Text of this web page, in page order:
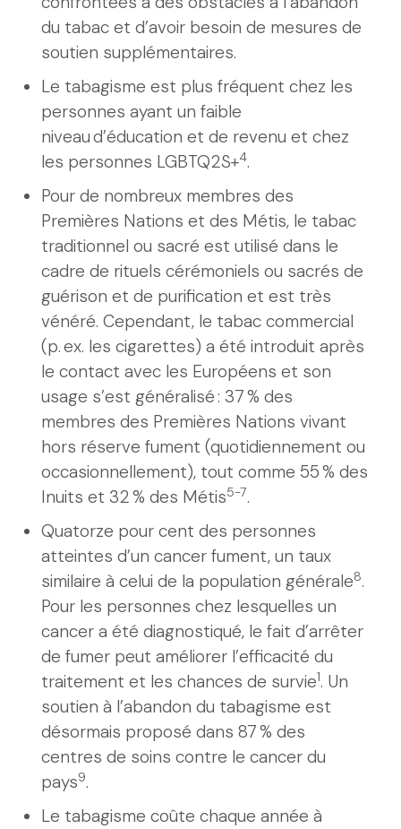
du tabac et d’avoir besoin de mesures de
soutien supplémentaires.
Le tabagisme est plus fréquent chez les
personnes ayant un faible
niveau d’éducation et de revenu et chez
les personnes LGBTQ2S+4.
Pour de nombreux membres des
Premières Nations et des Métis, le tabac
traditionnel ou sacré est utilisé dans le
cadre de rituels cérémoniels ou sacrés de
guérison et de purification et est très
vénéré. Cependant, le tabac commercial
(p. ex. les cigarettes) a été introduit après
le contact avec les Européens et son
usage s’est généralisé : 37 % des
membres des Premières Nations vivant
hors réserve fument (quotidiennement ou
occasionnellement), tout comme 55 % des
Inuits et 32 % des Métis5-7.
Quatorze pour cent des personnes
atteintes d’un cancer fument, un taux
similaire à celui de la population générale8.
Pour les personnes chez lesquelles un
cancer a été diagnostiqué, le fait d’arrêter
de fumer peut améliorer l’efficacité du
traitement et les chances de survie1. Un
soutien à l’abandon du tabagisme est
désormais proposé dans 87 % des
centres de soins contre le cancer du
pays9.
Le tabagisme coûte chaque année à